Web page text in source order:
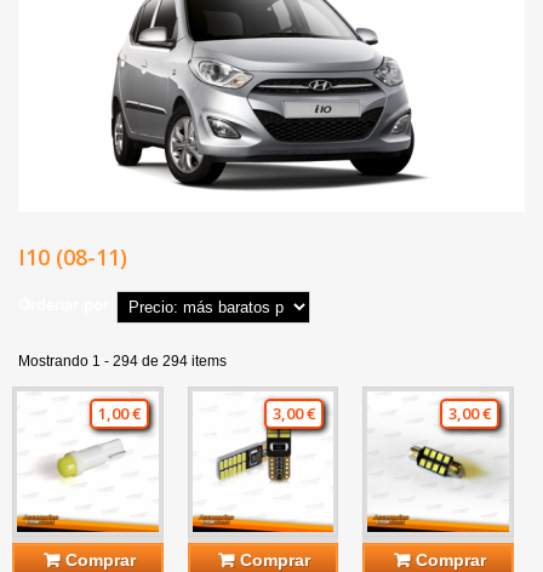
I10 (08-11)
Mostrando 1 - 294 de 294 items
1,00 €
Comprar
3,00 €
Comprar
3,00 €
Comprar